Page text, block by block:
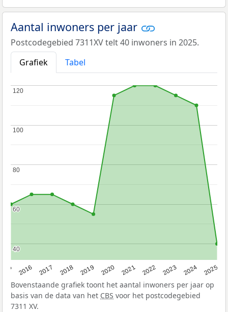
Aantal inwoners per jaar
Postcodegebied 7311XV telt 40 inwoners in 2025.
Grafiek
Tabel
2016 2017 2018 2019 2020 2021 2022 2023 2024 2025
40
40
60
60
80
80
100
100
120
120
Bovenstaande grafiek toont het aantal inwoners per jaar op
basis van de data van het CBS voor het postcodegebied
7311 XV.